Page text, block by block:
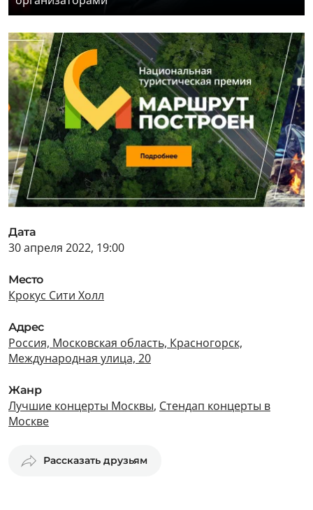
Дата
30 апреля 2022, 19:00
Место
Крокус Сити Холл
Адрес
Россия, Московская область, Красногорск,
Международная улица, 20
Жанр
Лучшие концерты Москвы, Стендап концерты в
Москве
Рассказать друзьям